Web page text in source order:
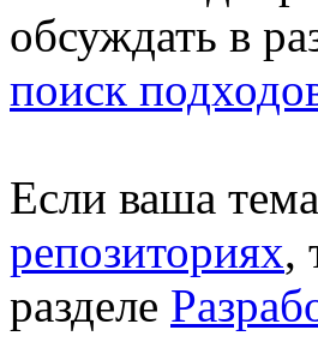
обсуждать в
поиск
Если ваша
репозиториях,
разделе